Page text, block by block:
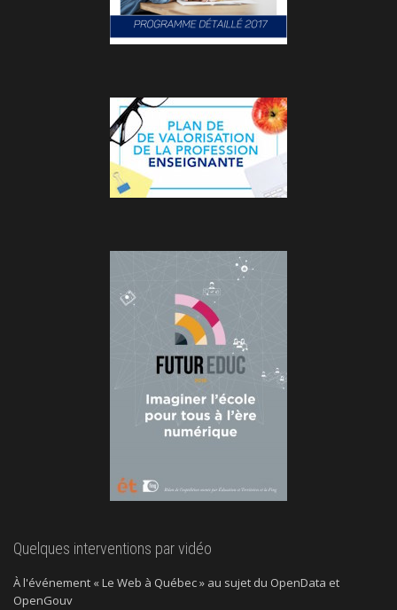
Quelques interventions par vidéo
À l'événement « Le Web à Québec » au sujet du OpenData et
OpenGouv